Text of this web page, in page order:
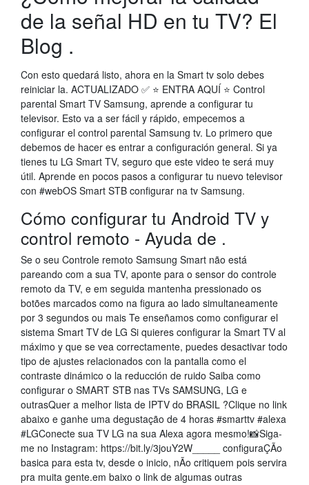
de la señal HD en tu TV? El
Blog .
Con esto quedará listo, ahora en la Smart tv solo debes
reiniciar la. ACTUALIZADO ✅ ⭐ ENTRA AQUÍ ⭐ Control
parental Smart TV Samsung, aprende a configurar tu
televisor. Esto va a ser fácil y rápido, empecemos a
configurar el control parental Samsung tv. Lo primero que
debemos de hacer es entrar a configuración general. Si ya
tienes tu LG Smart TV, seguro que este video te será muy
útil. Aprende en pocos pasos a configurar tu nuevo televisor
con #webOS Smart STB configurar na tv Samsung.
Cómo configurar tu Android TV y
control remoto - Ayuda de .
Se o seu Controle remoto Samsung Smart não está
pareando com a sua TV, aponte para o sensor do controle
remoto da TV, e em seguida mantenha pressionado os
botões marcados como na figura ao lado simultaneamente
por 3 segundos ou mais Te enseñamos como configurar el
sistema Smart TV de LG Si quieres configurar la Smart TV al
máximo y que se vea correctamente, puedes desactivar todo
tipo de ajustes relacionados con la pantalla como el
contraste dinámico o la reducción de ruido Saiba como
configurar o SMART STB nas TVs SAMSUNG, LG e
outrasQuer a melhor lista de IPTV do BRASIL ?Clique no link
abaixo e ganhe uma degustação de 4 horas #smarttv #alexa
#LGConecte sua TV LG na sua Alexa agora mesmo!📸Siga-
me no Instagram: https://bit.ly/3jouY2W_____ configuraÇÃo
basica para esta tv, desde o inicio, nÃo critiquem pois servira
pra muita gente.em baixo o link de algumas outras